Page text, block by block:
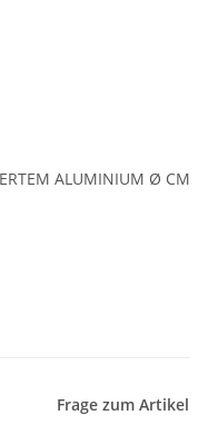
ALUMINIUM Ø CM
Frage zum Artikel